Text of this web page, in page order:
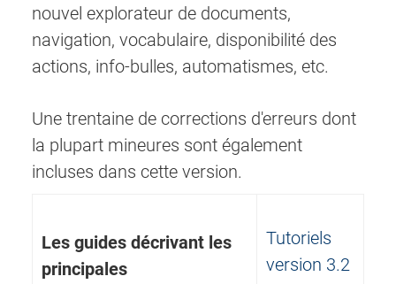
nouvel explorateur de documents,
navigation, vocabulaire, disponibilité des
actions, info-bulles, automatismes, etc.
Une trentaine de corrections d'erreurs dont
la plupart mineures sont également
incluses dans cette version.
Les guides décrivant les
principales
Tutoriels
version 3.2